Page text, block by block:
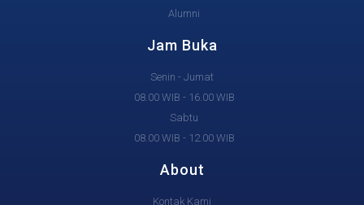
Alumni
Jam Buka
Senin - Jumat
08.00 WIB - 16.00 WIB
Sabtu
08.00 WIB - 12.00 WIB
About
Kontak Kami